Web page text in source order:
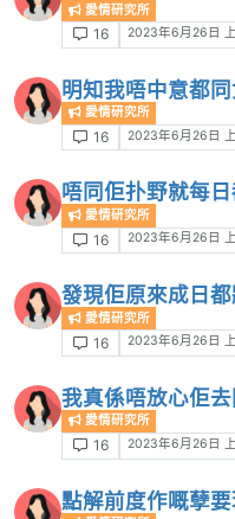
愛情研究所
16 2023年6月26日
明知我唔中意都
愛情研究所
16 2023年6月26日
唔同佢扑野就每
愛情研究所
16 2023年6月26日
發現佢原來成日
愛情研究所
16 2023年6月26日
我真係唔放心佢
愛情研究所
16 2023年6月26日
點解前度作嘅孽